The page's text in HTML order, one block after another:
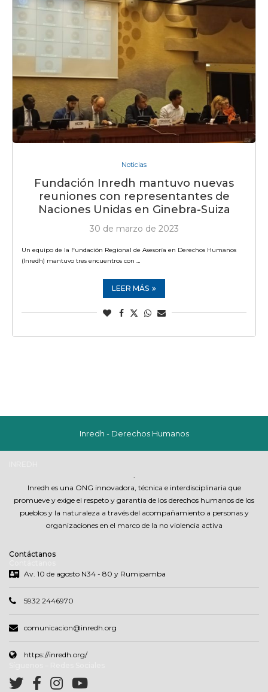
Noticias
Fundación Inredh mantuvo nuevas
reuniones con representantes de
Naciones Unidas en Ginebra-Suiza
30 de marzo de 2023
Un equipo de la Fundación Regional de Asesoría en Derechos Humanos
(Inredh) mantuvo tres encuentros con …
LEER MÁS
Inredh - Derechos Humanos
Inredh es una ONG innovadora, técnica e interdisciplinaria que
promueve y exige el respeto y garantia de los derechos humanos de los
pueblos y la naturaleza a través del acompañamiento a personas y
organizaciones en el marco de la no violencia activa
Contáctanos
Av. 10 de agosto N34 - 80 y Rumipamba
5932 2446970
comunicacion@inredh.org
https://inredh.org/